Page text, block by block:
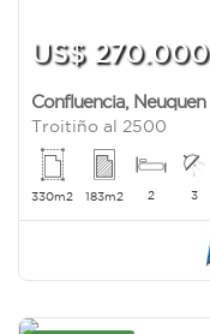
US$ 270.000
Confluencia, Neuquen
Troitiño al 2500
330m2 183m2 2 3